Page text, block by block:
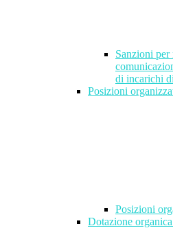
Sanzioni per
di incarichi
Posizioni
Posizioni
Dotazione organica